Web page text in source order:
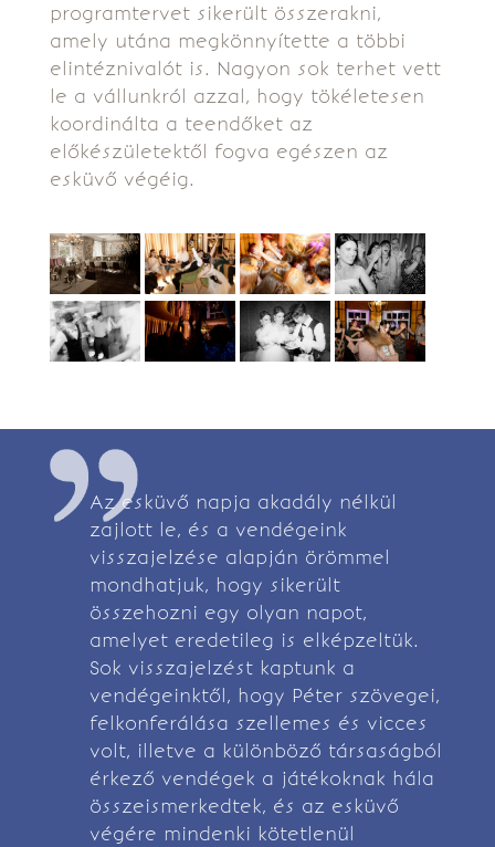
programtervet sikerült összerakni,
amely utána megkönnyítette a többi
elintéznivalót is. Nagyon sok terhet vett
le a vállunkról azzal, hogy tökéletesen
koordinálta a teendőket az
előkészületektől fogva egészen az
esküvő végéig.
Az esküvő napja akadály nélkül
zajlott le, és a vendégeink
visszajelzése alapján örömmel
mondhatjuk, hogy sikerült
összehozni egy olyan napot,
amelyet eredetileg is elképzeltük.
Sok visszajelzést kaptunk a
vendégeinktől, hogy Péter szövegei,
felkonferálása szellemes és vicces
volt, illetve a különböző társaságból
érkező vendégek a játékoknak hála
összeismerkedtek, és az esküvő
végére mindenki kötetlenül